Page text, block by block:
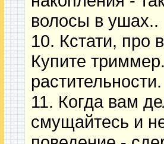
волосы в ушах..
10. Кстати, про
Купите
растительности.
11. Когда вам
смущайтесь и